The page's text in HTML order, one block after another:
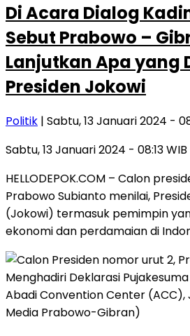
Di Acara Dialog
Sebut Prabowo –
Lanjutkan Apa yang
Presiden Jokowi
Politik | Sabtu, 13 Januari 2024 -
Sabtu, 13 Januari 2024 - 08:13 WIB
HELLODEPOK.COM – Calon
Prabowo Subianto menilai,
(Jokowi) termasuk pemimpin
ekonomi dan perdamaian di